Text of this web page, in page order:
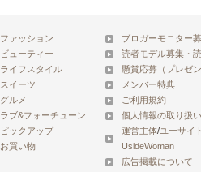
ファッション
ビューティー
ライフスタイル
スイーツ
グルメ
ラブ&フォーチューン
ピックアップ
お買い物
ブロガーモニター
読者モデル募集・
懸賞応募（プレゼ
メンバー特典
ご利用規約
個人情報の取り扱
運営主体/ユーサイ
UsideWoman
広告掲載について